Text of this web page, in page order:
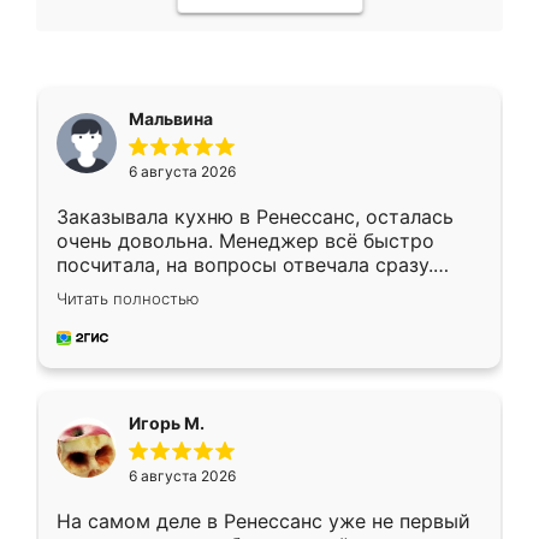
Мальвина
6 августа 2026
Заказывала кухню в Ренессанс, осталась
очень довольна. Менеджер всё быстро
посчитала, на вопросы отвечала сразу.
Замерщик приехал в субботу, подошёл к
делу со всей ответственностью. Собрали
за день, ребята работали аккуратно, даже
Читать полностью
Игорь М.
6 августа 2026
На самом деле в Ренессанс уже не первый